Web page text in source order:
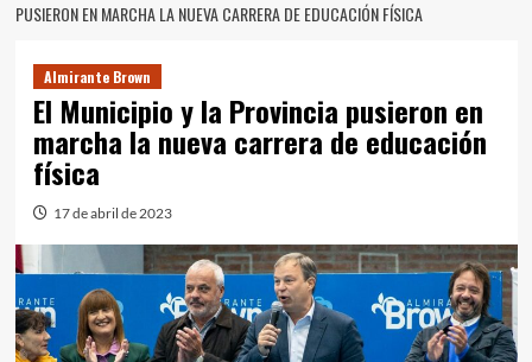
PUSIERON EN MARCHA LA NUEVA CARRERA DE EDUCACIÓN FÍSICA
Almirante Brown
El Municipio y la Provincia pusieron en
marcha la nueva carrera de educación
física
17 de abril de 2023